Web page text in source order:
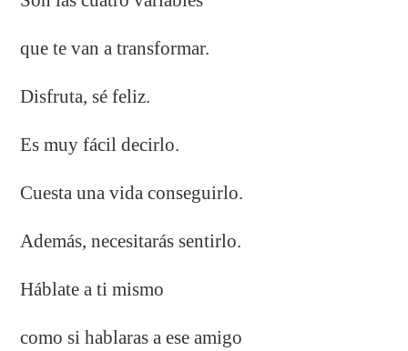
que te van a transformar.
Disfruta, sé feliz.
Es muy fácil decirlo.
Cuesta una vida conseguirlo.
Además, necesitarás sentirlo.
Háblate a ti mismo
como si hablaras a ese amigo